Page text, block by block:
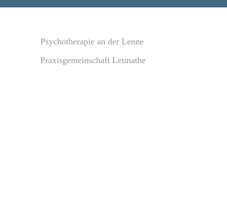
Psychotherapie an der Lenne
Praxisgemeinschaft Letmathe